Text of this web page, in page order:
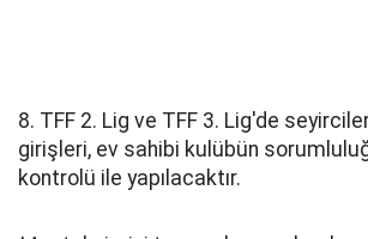
8. TFF 2. Lig ve TFF 3. Lig'de
girişleri, ev sahibi kulübün
kontrolü ile yapılacaktır.